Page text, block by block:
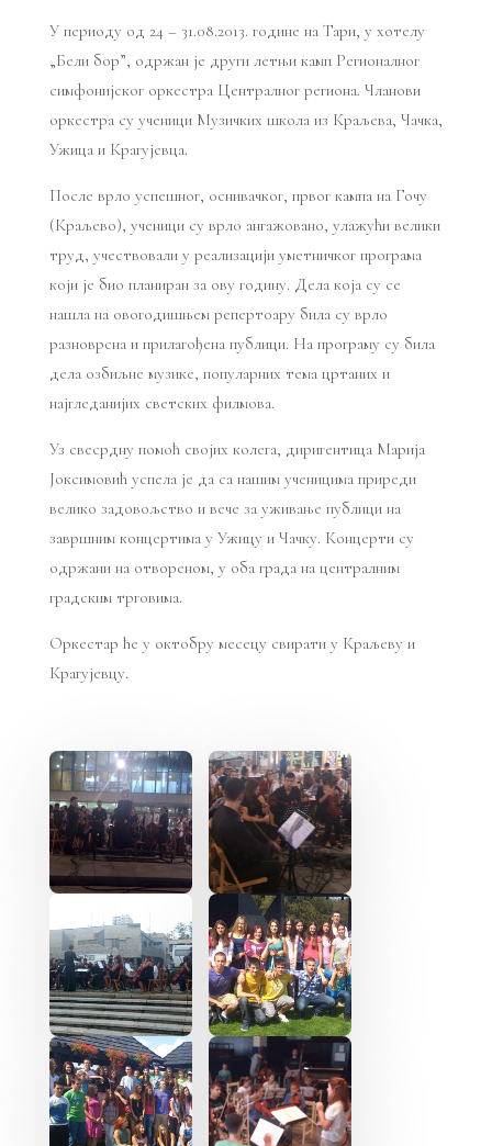
У периоду од 24 – 31.08.2013. године на Тари, у хотелу
„Бели бор”, одржан је други летњи камп Регионалног
симфонијског оркестра Централног региона. Чланови
оркестра су ученици Музичких школа из Краљева, Чачка,
Ужица и Крагујевца.
После врло успешног, оснивачког, првог кампа на Гочу
(Краљево), ученици су врло ангажовано, улажући велики
труд, учествовали у реализацији уметничког програма
који је био планиран за ову годину. Дела која су се
нашла на овогодишњем репертоару била су врло
разноврсна и прилагођена публици. На програму су била
дела озбиљне музике, популарних тема цртаних и
најгледанијих светских филмова.
Уз свесрдну помоћ својих колега, диригентица Марија
Јоксимовић успела је да са нашим ученицима приреди
велико задовољство и вече за уживање публици на
завршним концертима у Ужицу и Чачку. Концерти су
одржани на отвореном, у оба града на централним
градским трговима.
Оркестар ће у октобру месецу свирати у Краљеву и
Крагујевцу.